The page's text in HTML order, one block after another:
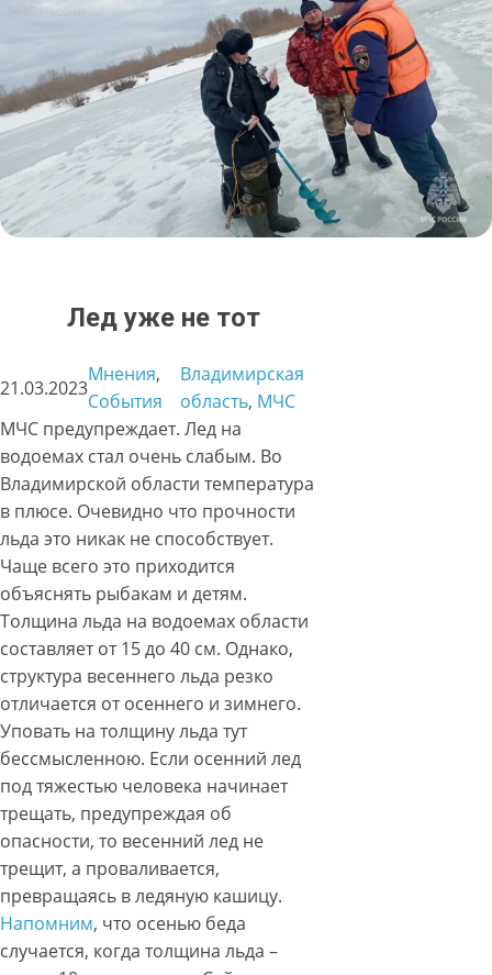
Лед уже не тот
21.03.2023
Мнения
События
Владимирская
область, МЧС
МЧС предупреждает. Лед на
водоемах стал очень слабым. Во
Владимирской области температура
в плюсе. Очевидно что прочности
льда это никак не способствует.
Чаще всего это приходится
объяснять рыбакам и детям.
Толщина льда на водоемах области
составляет от 15 до 40 см. Однако,
структура весеннего льда резко
отличается от осеннего и зимнего.
Уповать на толщину льда тут
бессмысленною. Если осенний лед
под тяжестью человека начинает
трещать, предупреждая об
опасности, то весенний лед не
трещит, а проваливается,
превращаясь в ледяную кашицу.
Напомним, что осенью беда
случается, когда толщина льда –